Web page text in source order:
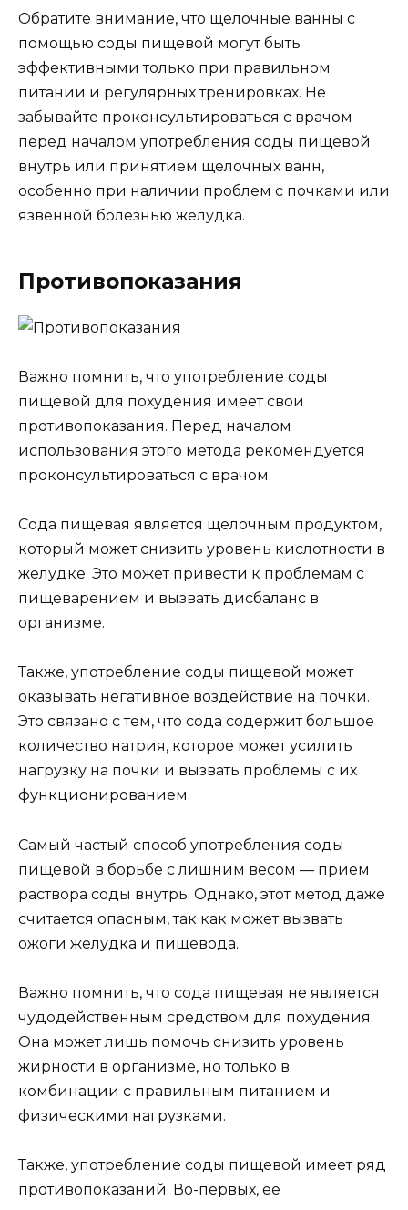
Обратите внимание, что щелочные ванны с
помощью соды пищевой могут быть
эффективными только при правильном
питании и регулярных тренировках. Не
забывайте проконсультироваться с врачом
перед началом употребления соды пищевой
внутрь или принятием щелочных ванн,
особенно при наличии проблем с почками или
язвенной болезнью желудка.
Противопоказания
Важно помнить, что употребление соды
пищевой для похудения имеет свои
противопоказания. Перед началом
использования этого метода рекомендуется
проконсультироваться с врачом.
Сода пищевая является щелочным продуктом,
который может снизить уровень кислотности в
желудке. Это может привести к проблемам с
пищеварением и вызвать дисбаланс в
организме.
Также, употребление соды пищевой может
оказывать негативное воздействие на почки.
Это связано с тем, что сода содержит большое
количество натрия, которое может усилить
нагрузку на почки и вызвать проблемы с их
функционированием.
Самый частый способ употребления соды
пищевой в борьбе с лишним весом — прием
раствора соды внутрь. Однако, этот метод даже
считается опасным, так как может вызвать
ожоги желудка и пищевода.
Важно помнить, что сода пищевая не является
чудодейственным средством для похудения.
Она может лишь помочь снизить уровень
жирности в организме, но только в
комбинации с правильным питанием и
физическими нагрузками.
Также, употребление соды пищевой имеет ряд
противопоказаний. Во-первых, ее